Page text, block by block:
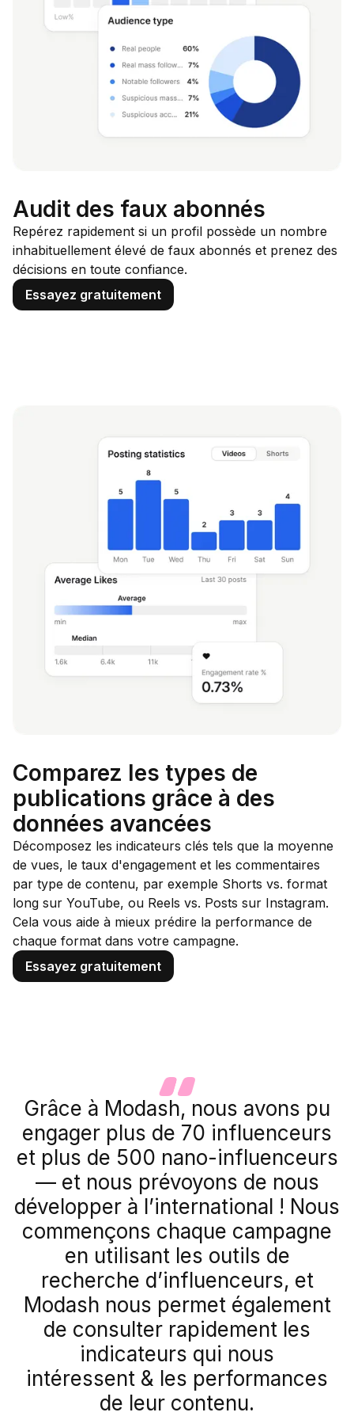
Audit des faux abonnés
Repérez rapidement si un profil possède un nombre
inhabituellement élevé de faux abonnés et prenez des
décisions en toute confiance.
Essayez gratuitement
Comparez les types de
publications grâce à des
données avancées
Décomposez les indicateurs clés tels que la moyenne
de vues, le taux d'engagement et les commentaires
par type de contenu, par exemple Shorts vs. format
long sur YouTube, ou Reels vs. Posts sur Instagram.
Cela vous aide à mieux prédire la performance de
chaque format dans votre campagne.
Essayez gratuitement
Grâce à Modash, nous avons pu
engager plus de 70 influenceurs
et plus de 500 nano-influenceurs
— et nous prévoyons de nous
développer à l’international ! Nous
commençons chaque campagne
en utilisant les outils de
recherche d’influenceurs, et
Modash nous permet également
de consulter rapidement les
indicateurs qui nous
intéressent & les performances
de leur contenu.